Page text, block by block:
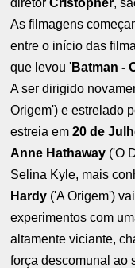
diretor Cristopher,
As filmagens
entre o início das
que levou 'Batman -
A ser dirigido
Origem') e estrelado
estreia em20 de
Anne Hathaway ('O
Selina Kyle, mais
Hardy ('A Origem')
experimentos com
altamente viciante,
força descomunal ao